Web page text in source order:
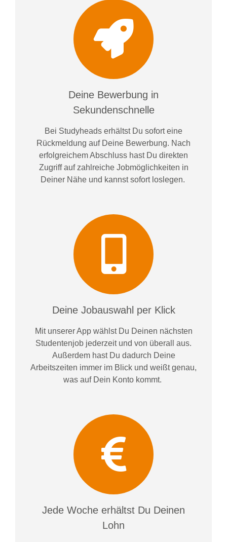
Deine Bewerbung in
Sekundenschnelle
Bei Studyheads erhältst Du sofort eine
Rückmeldung auf Deine Bewerbung. Nach
erfolgreichem Abschluss hast Du direkten
Zugriff auf zahlreiche Jobmöglichkeiten in
Deiner Nähe und kannst sofort loslegen.
Deine Jobauswahl per Klick
Mit unserer App wählst Du Deinen nächsten
Studentenjob jederzeit und von überall aus.
Außerdem hast Du dadurch Deine
Arbeitszeiten immer im Blick und weißtgenau,
was auf Dein Konto kommt.
Jede Woche erhältst Du Deinen
Lohn